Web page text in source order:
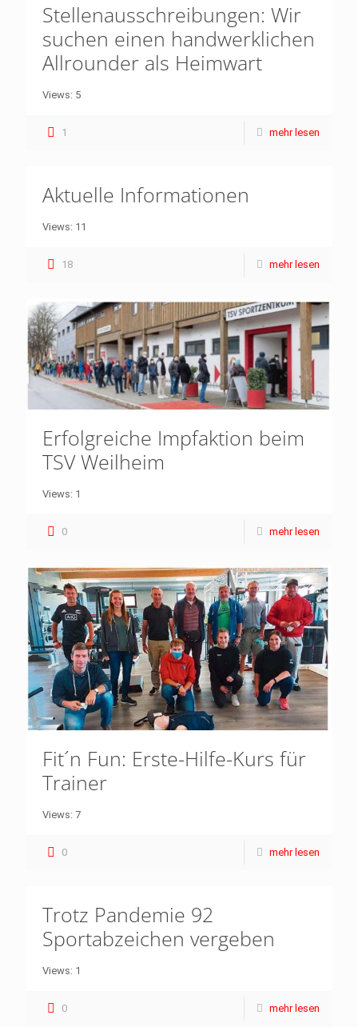
Stellenausschreibungen: Wir
suchen einen handwerklichen
Allrounder als Heimwart
Views: 5
1 mehr lesen
Aktuelle Informationen
Views: 11
18 mehr lesen
Erfolgreiche Impfaktion beim
TSV Weilheim
Views: 1
0 mehr lesen
Fit´n Fun: Erste-Hilfe-Kurs für
Trainer
Views: 7
0 mehr lesen
Trotz Pandemie 92
Sportabzeichen vergeben
Views: 1
0 mehr lesen